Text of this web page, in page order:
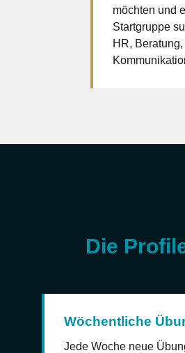
möchten und
Startgruppe
HR,
Die
Wöchentliche
Jede Woche neue